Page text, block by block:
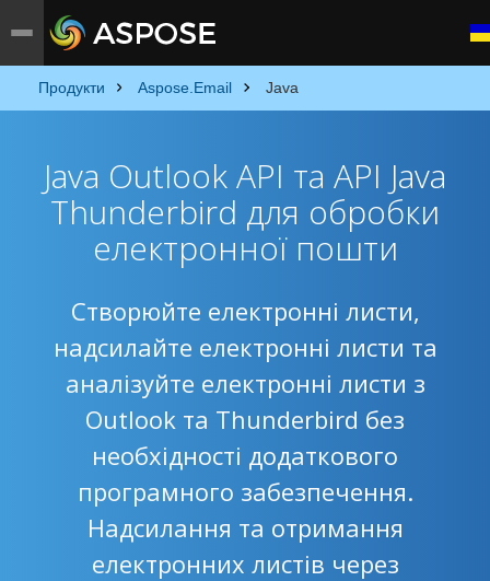
Продукти Aspose.Email Java
Java Outlook API та API Java
Thunderbird для обробки
електронної пошти
Створюйте електронні листи,
надсилайте електронні листи та
аналізуйте електронні листи з
Outlook та Thunderbird без
необхідності додаткового
програмного забезпечення.
Надсилання та отримання
електронних листів через